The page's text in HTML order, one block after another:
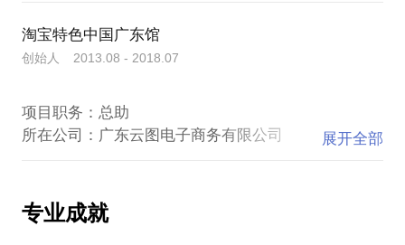
系上去考虑，你应该想多一步，从达人与粉丝的关系
上去考虑！
2.你希望解决的问题
3.品类最好限定在预制菜
2.学员填写完成相关表格后，与小马哥确定电话沟通
频道、广东经济频道、广东影视频道、广东综艺频
道、珠江经济台（FM97.4）七大频道、频率同步热
2016年10月，阿里巴巴集团新农计划战略峰会，现场
发布了“倚天会新农联盟”，云图电商因为广东馆的卓
2018年10月，本地生活美食探店短视频业务快速走上
正轨，参与建立广州吃不胖、爆浆广州等抖音账号矩
便了用户的学习和传播裂变；
2.打造了10万粉丝训练营，通过实战课程与每日操
位讲授抖音的课程体系，累计教授学员近200位，有
淘宝特色中国广东馆
创始人 2013.08 - 2018.07
项目职务：总助
所在公司：广东云图电子商务有限公司
品以及名优企业，联手搭建以省、市级为单位的特色
中国地方馆，共同推进地方特产的网上零售市场。“特
展开全部
专业成就